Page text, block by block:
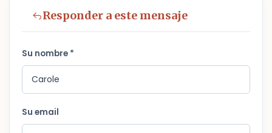
Responder a este mensaje
Su nombre *
Su email